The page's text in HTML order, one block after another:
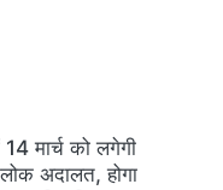
मार्च को लगेगी
लोक अदालत, होगा